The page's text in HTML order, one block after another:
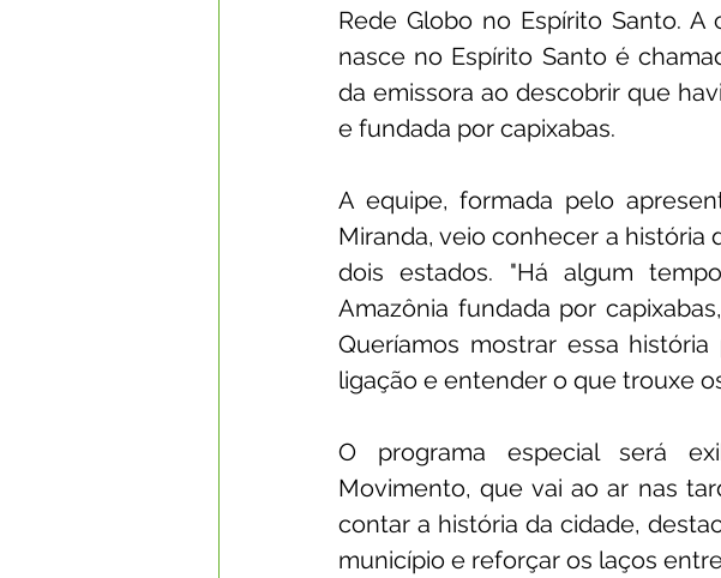
Rede Globo no Espírito Santo.
nasce no Espírito Santo é
da emissora ao descobrir que
e fundada por capixabas.
A equipe, formada pelo
Miranda, veio conhecer a história
dois estados. "Há algum
Amazônia fundada por
Queríamos mostrar essa
ligação e entender o que trouxe
O programa especial será
Movimento, que vai ao ar nas
contar a história da cidade,
município e reforçar os laços